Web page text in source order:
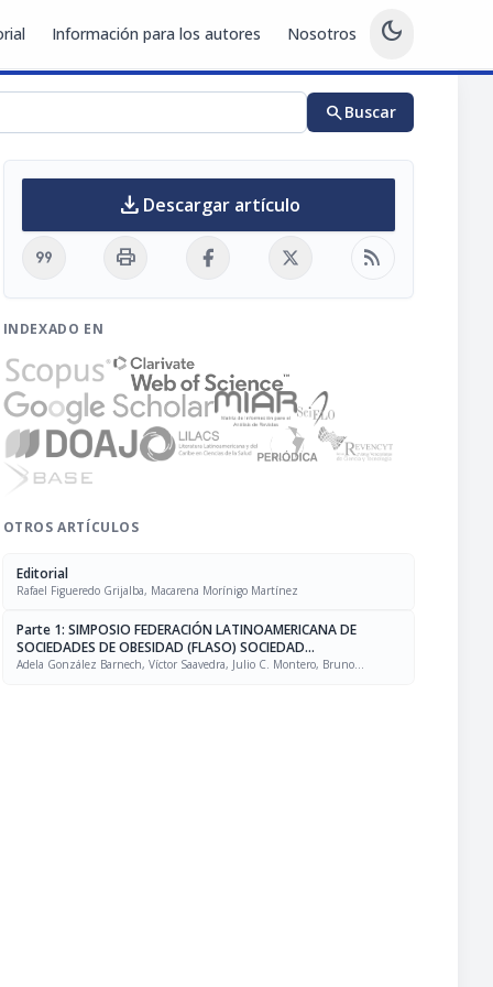
Información para los autores Nosotros dark_mode
searchBuscar
download Descargar artículo
format_quote print rss_feed
INDEXADO EN
OTROS ARTÍCULOS
Editorial
Rafael Figueredo Grijalba, Macarena Morínigo Martínez
Parte 1: SIMPOSIO FEDERACIÓN LATINOAMERICANA DE
SOCIEDADES DE OBESIDAD (FLASO) SOCIEDAD
LATINOAMERICANA DE NUTRICIÓN (SLAN)
Adela González Barnech, Víctor Saavedra, Julio C. Montero, Bruno